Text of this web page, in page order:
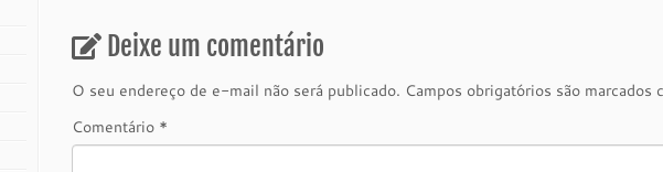
Deixe um comentário
O seu endereço de e-mail não será publicado. Campos obrigatórios são marcados
Comentário *